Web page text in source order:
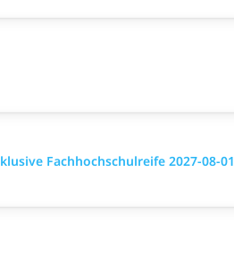
Fachhochschulreife 2027-08-01